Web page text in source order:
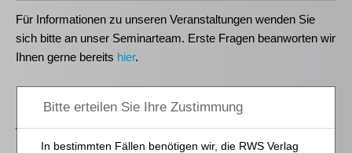
Für Informationen zu unseren Veranstaltungen wenden Sie
sich bitte an unser Seminarteam. Erste Fragen beanworten wir
Ihnen gerne bereits hier.
Seminarorganisation
T(0221)-400 88-15